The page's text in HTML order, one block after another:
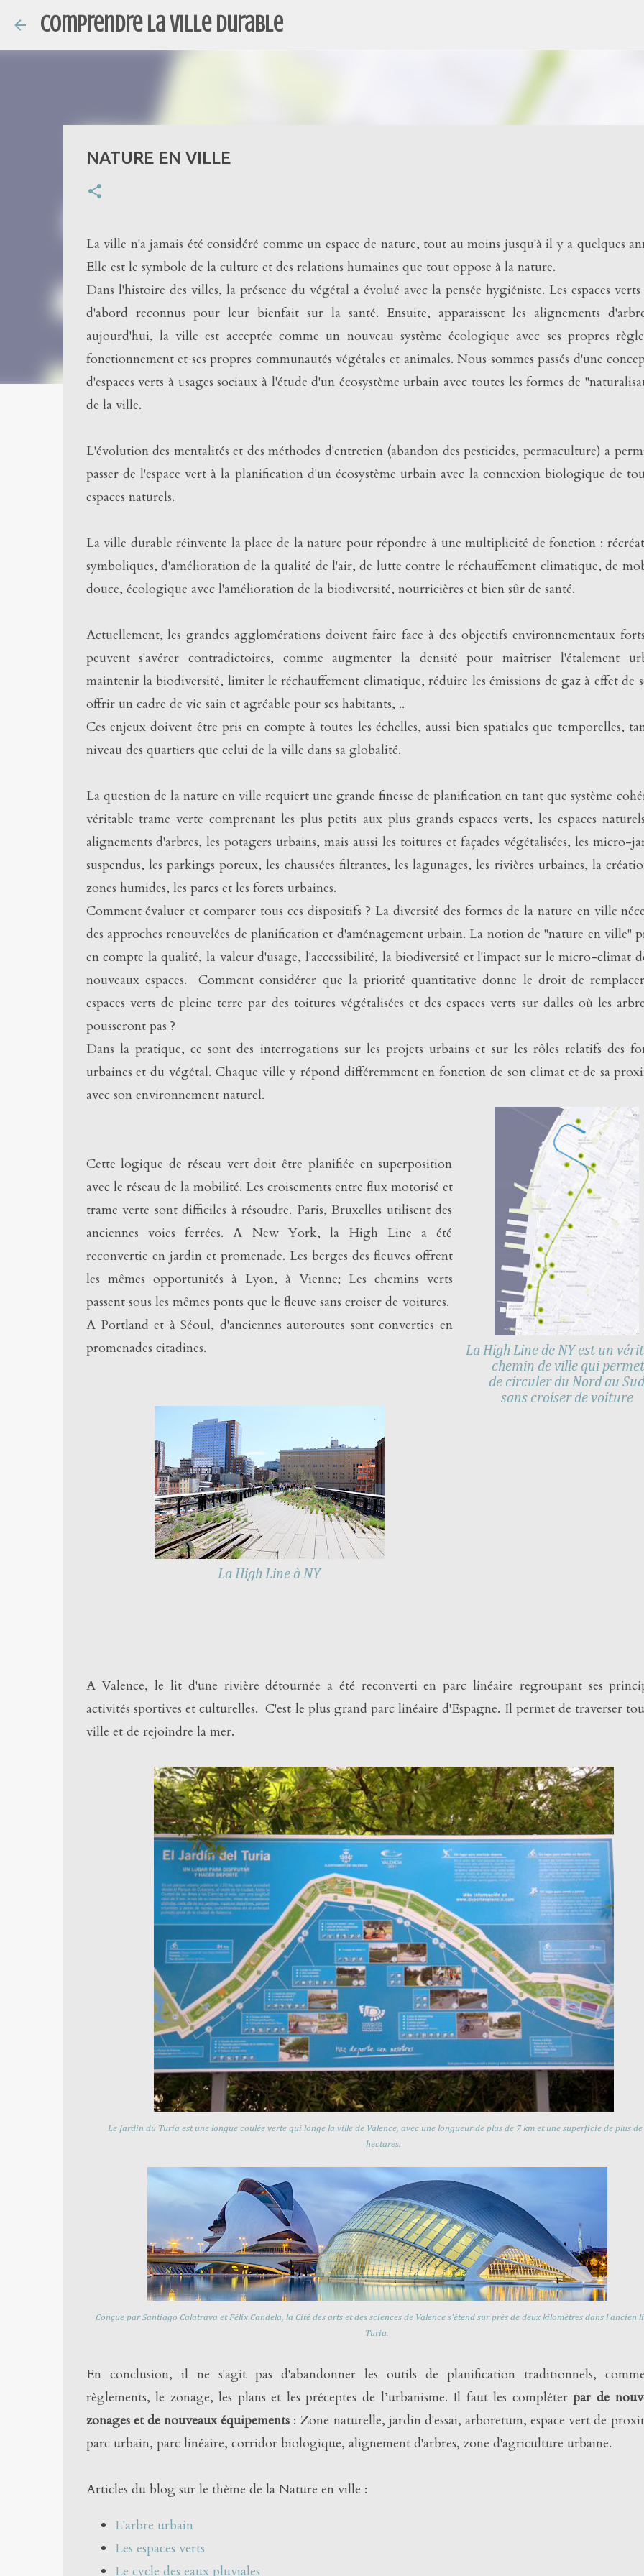
Comprendre la ville durable
NATURE EN VILLE
La ville n'a jamais été considéré comme un espace de nature, tout au moins jusqu'à il y a quelques
Elle est le symbole de la culture et des relations humaines que tout oppose à la nature.
Dans l'histoire des villes, la présence du végétal a évolué avec la pensée hygiéniste. Les espaces
d'abord reconnus pour leur bienfait sur la santé. Ensuite, apparaissent les alignements
aujourd'hui, la ville est acceptée comme un nouveau système écologique avec ses propres
fonctionnement et ses propres communautés végétales et animales. Nous sommes passés d'une
d'espaces verts à usages sociaux à l'étude d'un écosystème urbain avec toutes les formes de
de la ville.
L'évolution des mentalités et des méthodes d'entretien (abandon des pesticides, permaculture) a
passer de l'espace vert à la planification d'un écosystème urbain avec la connexion biologique de
espaces naturels.
La ville durable réinvente la place de la nature pour répondre à une multiplicité de fonction :
symboliques, d'amélioration de la qualité de l'air, de lutte contre le réchauffement climatique, de
douce, écologique avec l'amélioration de la biodiversité, nourricières et bien sûr de santé.
Actuellement, les grandes agglomérations doivent faire face à des objectifs environnementaux
peuvent s'avérer contradictoires, comme augmenter la densité pour maîtriser l'étalement
maintenir la biodiversité, limiter le réchauffement climatique, réduire les émissions de gaz à effet de
offrir un cadre de vie sain et agréable pour ses habitants, ..
Ces enjeux doivent être pris en compte à toutes les échelles, aussi bien spatiales que temporelles,
niveau des quartiers que celui de la ville dans sa globalité.
La question de la nature en ville requiert une grande finesse de planification en tant que système
véritable trame verte comprenant les plus petits aux plus grands espaces verts, les espaces
alignements d'arbres, les potagers urbains, mais aussi les toitures et façades végétalisées, les micro-
suspendus, les parkings poreux, les chaussées filtrantes, les lagunages, les rivières urbaines, la
zones humides, les parcs et les forets urbaines.
Comment évaluer et comparer tous ces dispositifs ? La diversité des formes de la nature en ville
des approches renouvelées de planification et d'aménagement urbain. La notion de "nature en ville"
en compte la qualité, la valeur d'usage, l'accessibilité, la biodiversité et l'impact sur le micro-climat
nouveaux espaces.Comment considérer que la priorité quantitative donne le droit de
espaces verts de pleine terre par des toitures végétalisées et des espaces verts sur dalles où les
pousseront pas ?
Dans la pratique, ce sont des interrogations sur les projets urbains et sur les rôles relatifs des
urbaines et du végétal. Chaque ville y répond différemment en fonction de son climat et de sa
avec son environnement naturel.
La High Line de NY est un
chemin de ville qui permet
de circuler du Nord au Sud
sans croiser de voiture
Cette logique de réseau vert doit être planifiée en superposition
avec le réseau de la mobilité. Les croisements entre flux motorisé et
trame verte sont difficiles à résoudre. Paris, Bruxelles utilisent des
anciennes voies ferrées. A New York, la High Line a été
reconvertie en jardin et promenade. Les berges des fleuves offrent
les mêmes opportunités à Lyon, à Vienne; Les chemins verts
passent sous les mêmes ponts que le fleuve sans croiser de voitures.
A Portland et à Séoul, d'anciennes autoroutes sont converties en
promenades citadines.
La High Line à NY
A Valence, le lit d'une rivière détournée a été reconverti en parc linéaire regroupant ses
activités sportives et culturelles. C'est le plus grand parc linéaire d'Espagne. Il permet de traverser
ville et de rejoindre la mer.
Le Jardin du Turia est une longue coulée verte qui longe la ville de Valence, avec une longueur de plus de 7 km et une superficie de plus
hectares.
Conçue par Santiago Calatrava et Félix Candela, la Cité des arts et des sciences de Valence s'étend sur près de deux kilomètres dans l'ancien
Turia.
En conclusion, il ne s'agit pas d'abandonner les outils de planification traditionnels,
règlements, le zonage, les plans et les préceptes de l’urbanisme. Il faut les compléterpar de
zonages et de nouveaux équipements : Zone naturelle, jardin d'essai, arboretum, espace vert de
parc urbain, parc linéaire, corridor biologique, alignement d'arbres, zone d'agriculture urbaine.
Articles du blog sur le thème de la Nature en ville :
L'arbre urbain
Les espaces verts
Le cycle des eaux pluviales